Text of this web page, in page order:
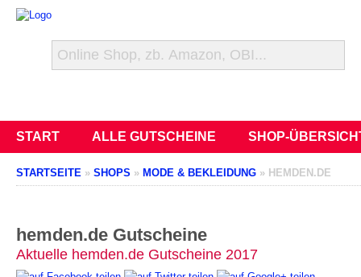
START ALLE GUTSCHEINE SHOP-
STARTSEITE » SHOPS » MODE & BEKLEIDUNG » HEMDEN.DE
hemden.de Gutscheine
Aktuelle hemden.de Gutscheine 2017